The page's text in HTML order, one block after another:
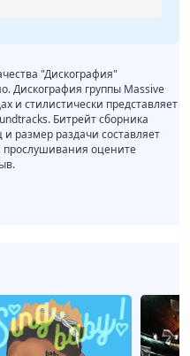
"Дискография"
Дискография группы Massive
и стилистически представляет
Битрейт сборника
и размер раздачи составляет
прослушивания оцените